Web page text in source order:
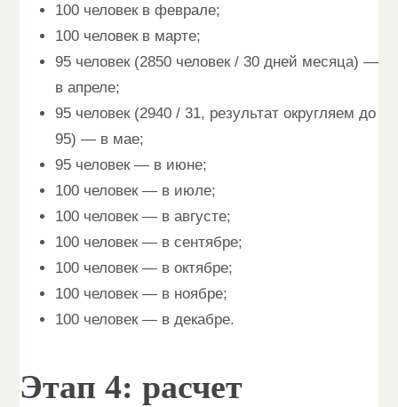
100 человек в феврале;
100 человек в марте;
95 человек (2850 человек / 30 дней месяца) —
в апреле;
95 человек (2940 / 31, результат округляем до
95) — в мае;
95 человек — в июне;
100 человек — в июле;
100 человек — в августе;
100 человек — в сентябре;
100 человек — в октябре;
100 человек — в ноябре;
100 человек — в декабре.
Этап 4: расчет